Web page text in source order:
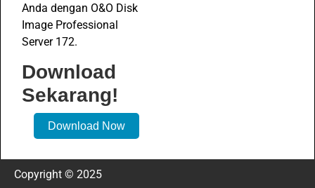
Anda dengan O&O Disk
Image Professional
Server 172.
Download
Sekarang!
Download Now
Copyright © 2025